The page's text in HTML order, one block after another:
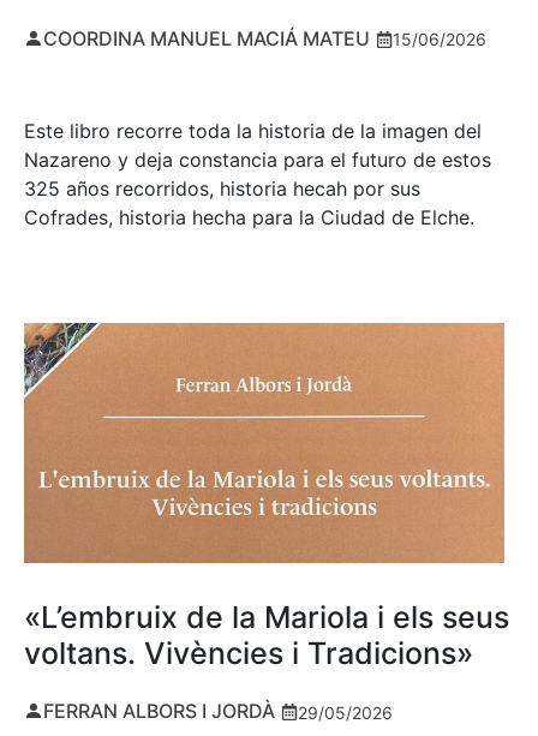
COORDINA MANUEL MACIÁ MATEU 15/06/2026
Este libro recorre toda la historia de la imagen del
Nazareno y deja constancia para el futuro de estos
325 años recorridos, historia hecah por sus
Cofrades, historia hecha para la Ciudad de Elche.
«L’embruix de la Mariola i els seus
voltans. Vivències i Tradicions»
FERRAN ALBORS I JORDÀ 29/05/2026